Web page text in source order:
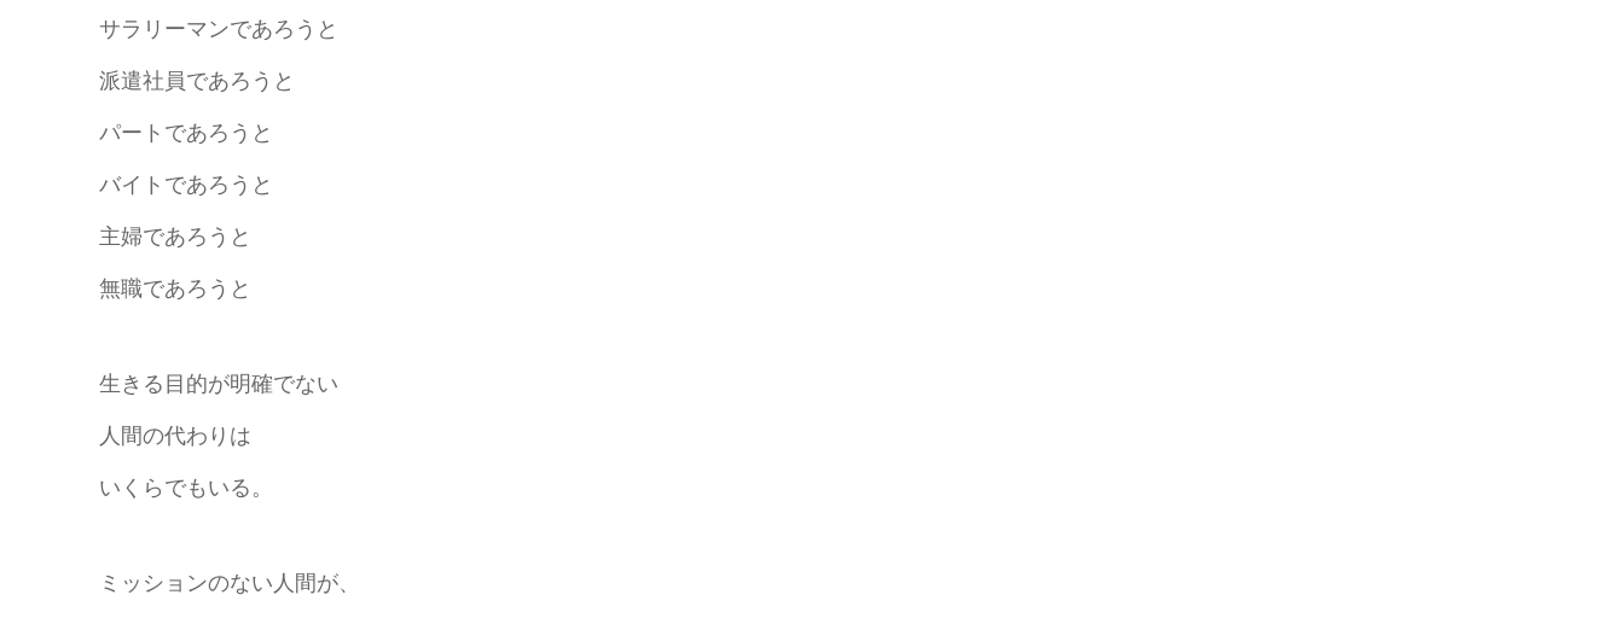
サラリーマンであろうと
派遣社員であろうと
パートであろうと
バイトであろうと
主婦であろうと
無職であろうと
生きる目的が明確でない
人間の代わりは
いくらでもいる。
ミッションのない人間が、